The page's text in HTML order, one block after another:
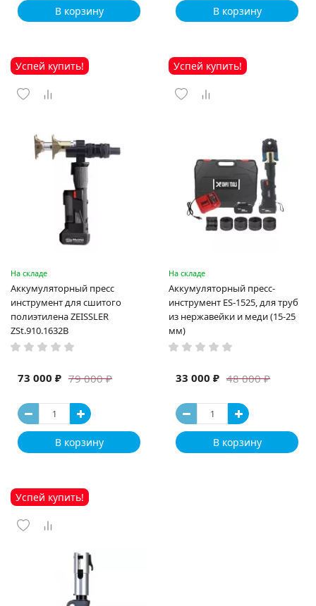
В корзину В корзину
Успей купить!
На складе
Аккумуляторный пресс
инструмент для сшитого
полиэтилена ZEISSLER
ZSt.910.1632B
79 000 ₽
73 000 ₽
В корзину
Успей купить!
На складе
Аккумуляторный пресс-
инструмент ES-1525, для труб
из нержавейки и меди (15-25
мм)
48 000 ₽
33 000 ₽
В корзину
Успей купить!